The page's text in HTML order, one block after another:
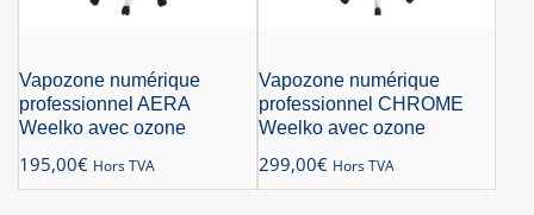
Vapozone numérique
professionnel AERA
Weelko avec ozone
195,00€ Hors TVA
Vapozone numérique
professionnel CHROME
Weelko avec ozone
299,00€ Hors TVA